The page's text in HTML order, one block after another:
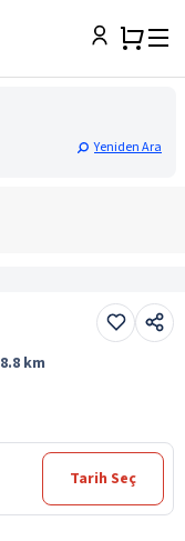
Yeniden Ara
8.8 km
Tarih Seç